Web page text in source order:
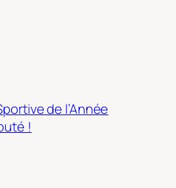
de l’Année
!